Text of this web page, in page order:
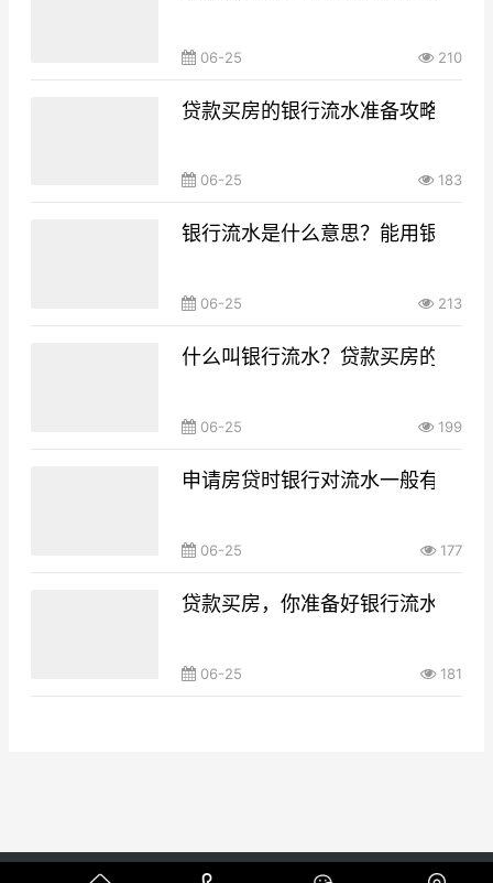
06-25 210
贷款买房的银行流水准备攻略，你
06-25 183
银行流水是什么意思？能用银行流
06-25 213
什么叫银行流水？贷款买房的银行
06-25 199
申请房贷时银行对流水一般有什么
06-25 177
贷款买房，你准备好银行流水了吗
06-25 181